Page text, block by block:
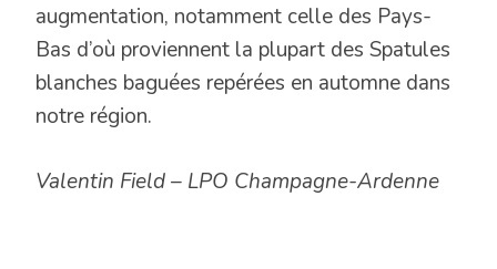
augmentation, notamment celle des Pays-
Bas d’où proviennent la plupart des Spatules
blanches baguées repérées en automne dans
notre région.
Valentin Field – LPO Champagne-Ardenne